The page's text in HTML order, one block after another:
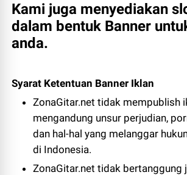
Kami juga menyediakan
dalam bentuk Banner
anda.
Syarat Ketentuan Banner Iklan
ZonaGitar.net tidak mempublish
mengandung unsur perjudian,
dan hal-hal yang melanggar
di Indonesia.
ZonaGitar.net tidak bertanggung